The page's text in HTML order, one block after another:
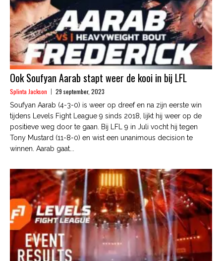
Ook Soufyan Aarab stapt weer de kooi in bij LFL
Splinta Jackson 29 september, 2023
Soufyan Aarab (4-3-0) is weer op dreef en na zijn eerste win
tijdens Levels Fight League 9 sinds 2018, lijkt hij weer op de
positieve weg door te gaan. Bij LFL 9 in Juli vocht hij tegen
Tony Mustard (11-8-0) en wist een unanimous decision te
winnen. Aarab gaat...